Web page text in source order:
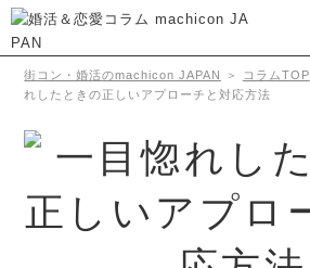
街コン・婚活のmachicon JAPAN ＞ コラムTOP
れしたときの正しいアプローチと対応方法